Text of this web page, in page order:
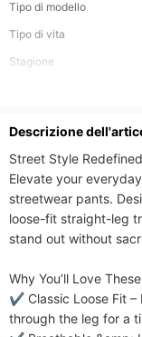
Tipo di modello
Tipo di vita
Stagione
Elasticità del tessuto
Istruzioni per la cura
Descrizione
Street Style Redefined​​
Elevate your
streetwear pants.
loose-fit straight-leg
stand out without
​​Why You’ll Love
✔ ​​Classic Loose Fit​​ –
through the leg for a